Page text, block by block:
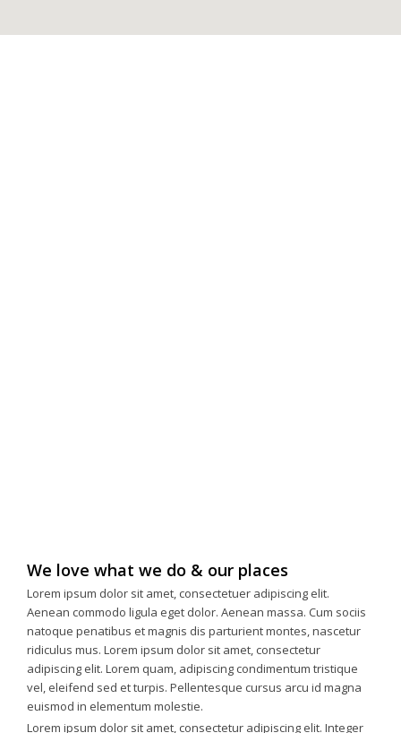
We love what we do & our places
Lorem ipsum dolor sit amet, consectetuer adipiscing elit.
Aenean commodo ligula eget dolor. Aenean massa. Cum sociis
natoque penatibus et magnis dis parturient montes, nascetur
ridiculus mus. Lorem ipsum dolor sit amet, consectetur
adipiscing elit. Lorem quam, adipiscing condimentum tristique
vel, eleifend sed et turpis. Pellentesque cursus arcu id magna
euismod in elementum molestie.
Lorem ipsum dolor sit amet, consectetur adipiscing elit. Integer